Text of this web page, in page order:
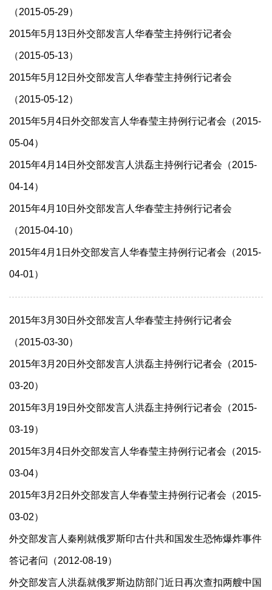
（2015-05-29）
2015年5月13日外交部发言人华春莹主持例行记者会
（2015-05-13）
2015年5月12日外交部发言人华春莹主持例行记者会
（2015-05-12）
2015年5月4日外交部发言人华春莹主持例行记者会（2015-
05-04）
2015年4月14日外交部发言人洪磊主持例行记者会（2015-
04-14）
2015年4月10日外交部发言人华春莹主持例行记者会
（2015-04-10）
2015年4月1日外交部发言人华春莹主持例行记者会（2015-
04-01）
2015年3月30日外交部发言人华春莹主持例行记者会
（2015-03-30）
2015年3月20日外交部发言人洪磊主持例行记者会（2015-
03-20）
2015年3月19日外交部发言人洪磊主持例行记者会（2015-
03-19）
2015年3月4日外交部发言人华春莹主持例行记者会（2015-
03-04）
2015年3月2日外交部发言人华春莹主持例行记者会（2015-
03-02）
外交部发言人秦刚就俄罗斯印古什共和国发生恐怖爆炸事件
答记者问（2012-08-19）
外交部发言人洪磊就俄罗斯边防部门近日再次查扣两艘中国